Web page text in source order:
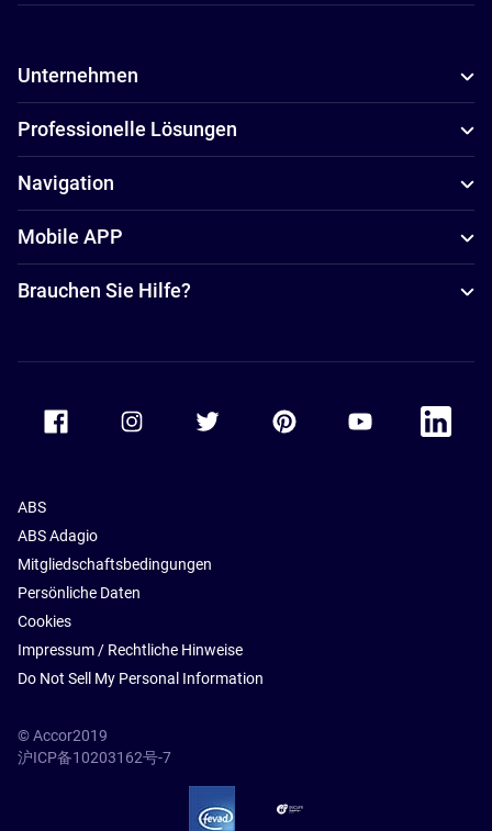
Unternehmen
Professionelle Lösungen
Navigation
Mobile APP
Brauchen Sie Hilfe?
Accor Facebook Accor TwitterAccor PinterestAccor Youtube
Accor
ABS
ABS Adagio
Mitgliedschaftsbedingungen
Persönliche Daten
Cookies
Impressum / Rechtliche Hinweise
Do Not Sell My Personal Information
© Accor2019
沪ICP备10203162号-7